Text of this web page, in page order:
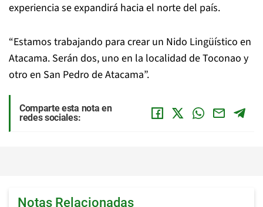
experiencia se expandirá hacia el norte del país.
“Estamos trabajando para crear un Nido Lingüístico en
Atacama. Serán dos, uno en la localidad de Toconao y
otro en San Pedro de Atacama”.
Comparte esta nota en
redes sociales:
Notas Relacionadas